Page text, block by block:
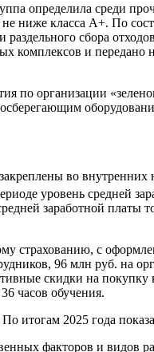
определила среди
ниже класса А+. По
сбора
и передано
по организации
во
уровень средней
заработной
страхованию, с
96 млн руб. на
скидки на
часов обучения.
итогам 2025 года
факторов и